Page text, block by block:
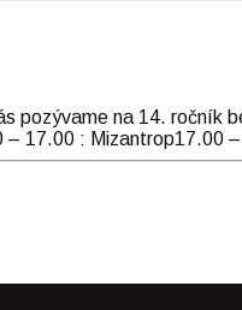
na 14. ročník
17.00 : Mizantrop17.00